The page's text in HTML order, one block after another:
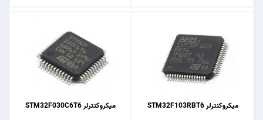
میکروکنترلر STM32F030C6T6 میکروکنترلر STM32F103RBT6